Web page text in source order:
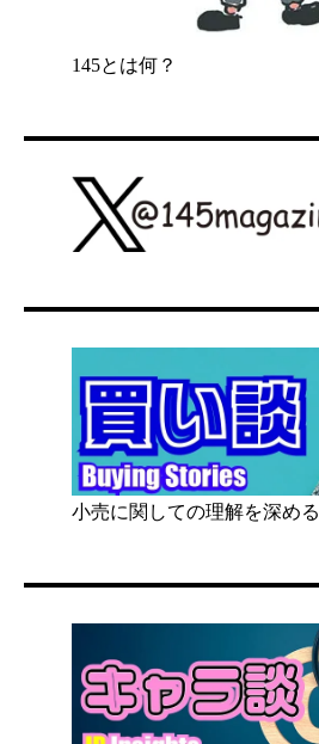
145とは何？
小売に関しての理解を深める